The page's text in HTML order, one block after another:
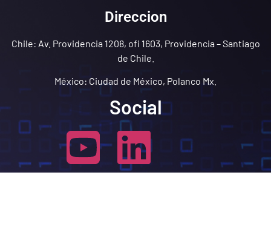
Direccion
Chile: Av. Providencia 1208, ofi 1603, Providencia – Santiago
de Chile.
México: Ciudad de México, Polanco Mx.
Social